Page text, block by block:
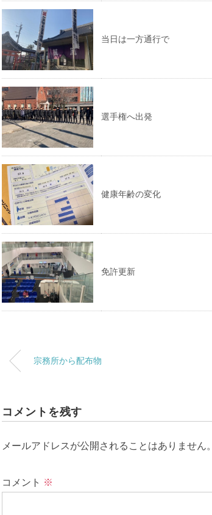
当日は一方通行で
選手権へ出発
健康年齢の変化
免許更新
宗務所から配布物
コメントを残す
メールアドレスが公開されることはありません。
コメント ※